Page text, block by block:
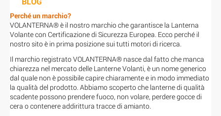
Perché un marchio?
VOLANTERNA® è il nostro marchio che garantisce la Lanterna
Volante con Certificazione di Sicurezza Europea. Ecco perché il
nostro sito è in prima posizione sui tutti motori di ricerca.
Il marchio registrato VOLANTERNA® nasce dal fatto che manca
chiarezza nel mercato delle Lanterne Volanti, è un nome generico
dal quale non è possibile capire chiaramente e in modo immediato
la qualità del prodotto. Abbiamo scoperto che lanterne di qualità
scadente possono prendere fuoco, non volare, perdere gocce di
cera o contenere addirittura tracce di amianto.